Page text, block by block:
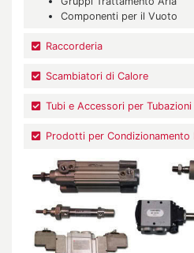
Componenti per il Vuoto
Raccorderia
Scambiatori di Calore
Tubi e Accessori per Tubazioni
Prodotti per Condizionamento